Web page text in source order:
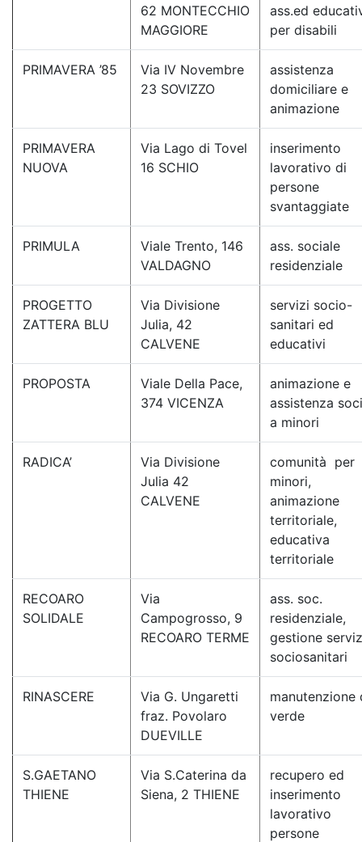
62 MONTECCHIO
MAGGIORE
ass.ed
per disabili
PRIMAVERA ’85
Via IV Novembre
23 SOVIZZO
assistenza
domiciliare e
animazione
PRIMAVERA
NUOVA
Via Lago di Tovel
16 SCHIO
inserimento
lavorativo di
persone
svantaggiate
PRIMULA
Viale Trento, 146
VALDAGNO
ass. sociale
residenziale
PROGETTO
ZATTERA BLU
Via Divisione
Julia, 42
CALVENE
servizi socio-
sanitari ed
educativi
PROPOSTA
Viale Della Pace,
374 VICENZA
animazione e
assistenza
a minori
RADICA’
Via Divisione
Julia 42
CALVENE
comunità per
minori,
animazione
territoriale,
educativa
territoriale
RECOARO
SOLIDALE
Via
Campogrosso, 9
RECOARO TERME
ass. soc.
residenziale,
gestione
sociosanitari
RINASCERE
Via G. Ungaretti
fraz. Povolaro
DUEVILLE
manutenzione
verde
S.GAETANO
THIENE
Via S.Caterina da
Siena, 2 THIENE
recupero ed
inserimento
lavorativo
persone